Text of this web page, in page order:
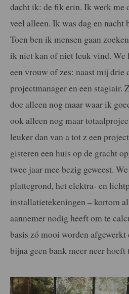
dacht ik: de fik erin. Ik werk me
veel alleen. Ik was dag en nacht
Toen ben ik mensen gaan
ik niet kan of niet leuk vind. We
een vrouw of zes: naast mij drie
projectmanager en een stagiair.
doe alleen nog maar waar ik
ook alleen nog maar
leuker dan van a tot z een
gisteren een huis op de gracht
twee jaar mee bezig geweest.
plattegrond, het elektra- en
installatietekeningen – kortom
aannemer nodig heeft om te
basis zó mooi worden
bijna geen bank meer neer hoeft